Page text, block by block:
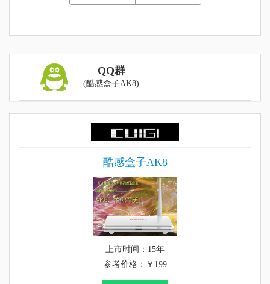
QQ群
(酷感盒子AK8)
酷感盒子AK8
上市时间：15年
参考价格：￥199